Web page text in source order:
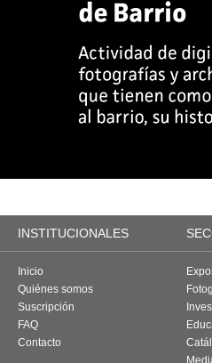
INSTITUCIONALES
Inicio
Quiénes somos
Suscripción
FAQ
Contacto